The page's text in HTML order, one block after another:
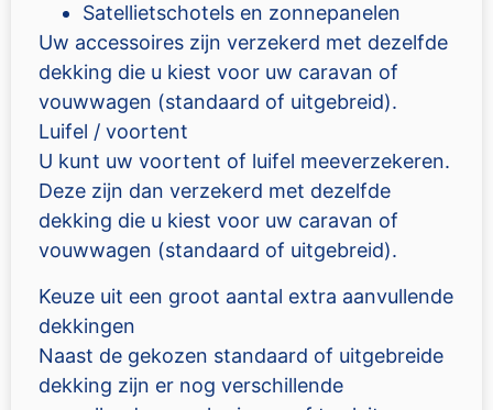
Satellietschotels en zonnepanelen
Uw accessoires zijn verzekerd met dezelfde
dekking die u kiest voor uw caravan of
vouwwagen (standaard of uitgebreid).
Luifel / voortent
U kunt uw voortent of luifel meeverzekeren.
Deze zijn dan verzekerd met dezelfde
dekking die u kiest voor uw caravan of
vouwwagen (standaard of uitgebreid).
Keuze uit een groot aantal extra aanvullende
dekkingen
Naast de gekozen standaard of uitgebreide
dekking zijn er nog verschillende